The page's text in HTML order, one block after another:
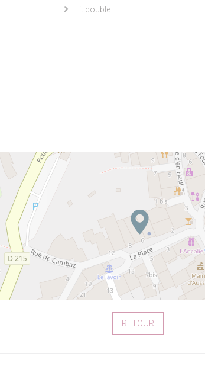
Lit double
RETOUR